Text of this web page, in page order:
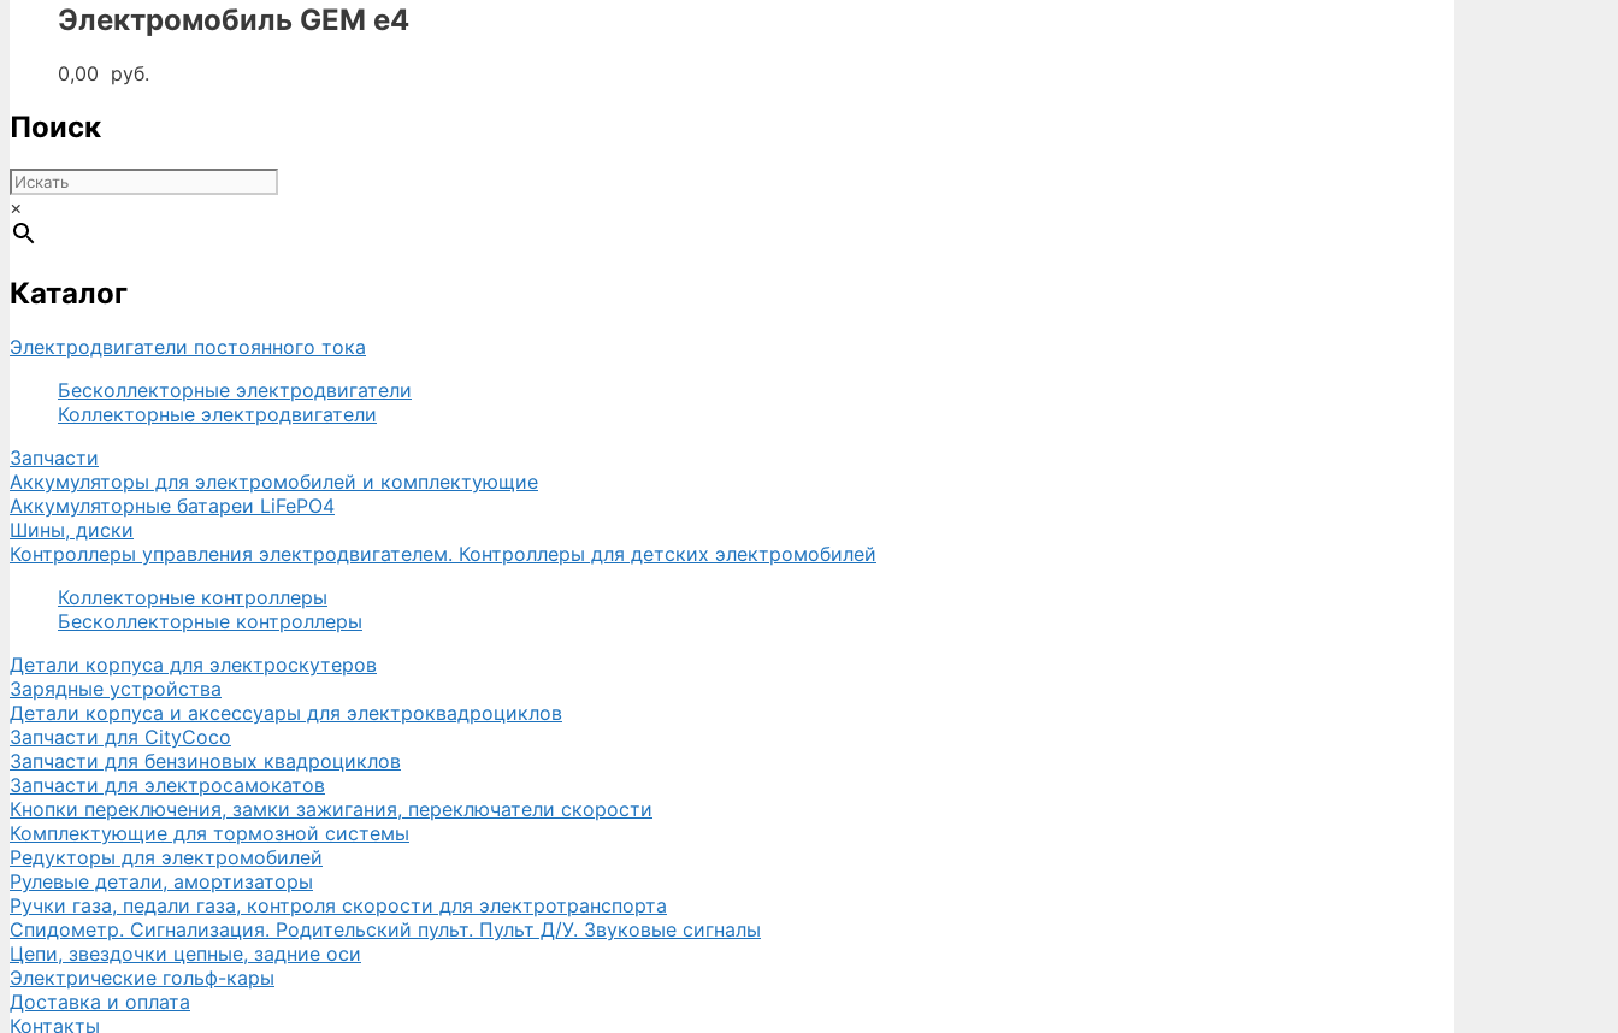
Электромобиль GEM e4
0,00 руб.
Поиск
×
Каталог
Электродвигатели постоянного тока
Бесколлекторные электродвигатели
Коллекторные электродвигатели
Запчасти
Аккумуляторы для электромобилей и комплектующие
Аккумуляторные батареи LiFePO4
Шины, диски
Контроллеры управления электродвигателем. Контроллеры для детских электромобилей
Коллекторные контроллеры
Бесколлекторные контроллеры
Детали корпуса для электроскутеров
Зарядные устройства
Детали корпуса и аксессуары для электроквадроциклов
Запчасти для CityCoco
Запчасти для бензиновых квадроциклов
Запчасти для электросамокатов
Кнопки переключения, замки зажигания, переключатели скорости
Комплектующие для тормозной системы
Редукторы для электромобилей
Рулевые детали, амортизаторы
Ручки газа, педали газа, контроля скорости для электротранспорта
Спидометр. Сигнализация. Родительский пульт. Пульт Д/У. Звуковые сигналы
Цепи, звездочки цепные, задние оси
Электрические гольф-кары
Доставка и оплата
Контакты